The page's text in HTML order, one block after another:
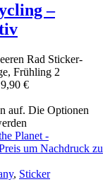
–
Rad Sticker-
Frühling 2
,90 €
auf. Die Optionen
, Sticker